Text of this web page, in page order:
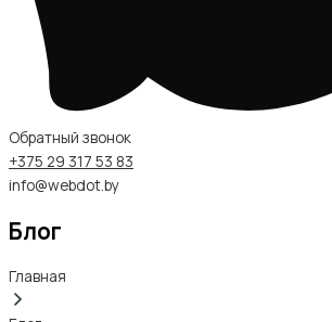
Обратный звонок
+375 29 317 53 83
info@webdot.by
Блог
Главная